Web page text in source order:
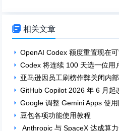
 相关文章
OpenAI Codex 额度重置现在可
Codex 将连续 100 天选一位用
亚马逊因员工刷榜作弊关闭内
GitHub Copilot 2026 年 6 月
Google 调整 Gemini Apps 使
豆包各项功能使用教程
Anthropic 与 SpaceX 达成算